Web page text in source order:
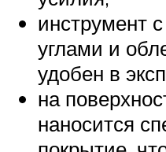
инструмент
углами и
удобен в
на
наносится